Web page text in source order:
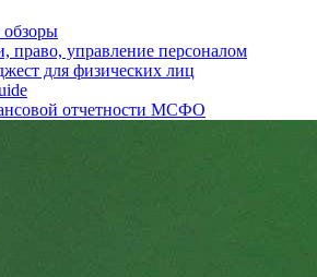
обзоры
право, управление персоналом
для физических лиц
отчетности МСФО